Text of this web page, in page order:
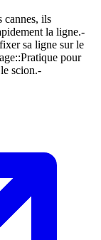
cannes, ils
la ligne.-
sa ligne sur le
pour
scion.-